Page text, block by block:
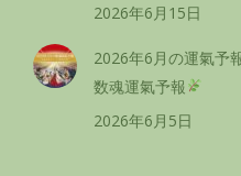
2026年6月15日
2026年6月の運氣予
数魂運氣予報
2026年6月5日